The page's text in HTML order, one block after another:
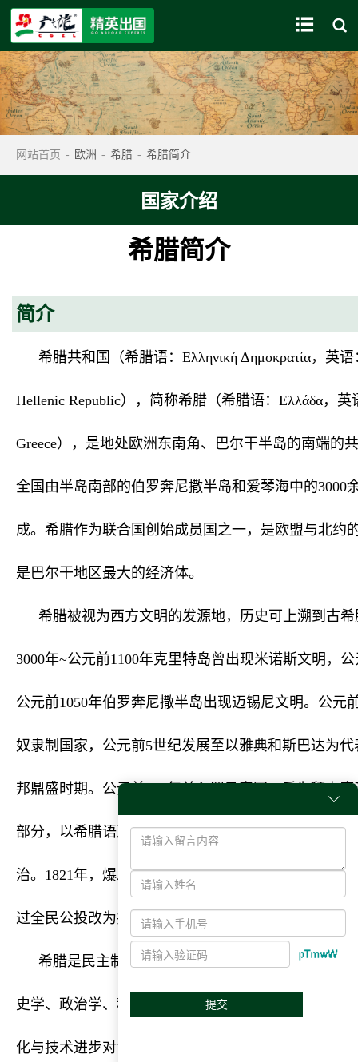
 
网站首页 - 欧洲 - 希腊 - 希腊简介
国家介绍
希腊简介
简介
希腊共和国（希腊语：Ελληνική Δημοκρατία，英语
Hellenic Republic），简称希腊（希腊语：Ελλάδα，英
Greece），是地处欧洲东南角、巴尔干半岛的南端的
全国由半岛南部的伯罗奔尼撒半岛和爱琴海中的3000
成。希腊作为联合国创始成员国之一，是欧盟与北约
是巴尔干地区最大的经济体。
希腊被视为西方文明的发源地，历史可上溯到古
3000年~公元前1100年克里特岛曾出现米诺斯文明，公
公元前1050年伯罗奔尼撒半岛出现迈锡尼文明。公元
奴隶制国家，公元前5世纪发展至以雅典和斯巴达为
邦鼎盛时期。公元前146年并入罗马帝国。后为拜占
部分，以希腊语及希腊文化所主导。15世纪中期被奥
治。1821年，爆发希腊独立战争。1832年建立希腊王
过全民公投改为共和制。
希腊是民主制度、西方哲学、奥林匹克运动会、
史学、政治学、科学和数学原理，以及西方戏剧的发
化与技术进步对世界历史具有极大的影响力，通过亚

提交